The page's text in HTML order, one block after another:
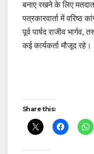
बनाए रखने के लिए
पत्रकारवार्ता में वरिष्ठ
पूर्व पार्षद राजीव
कई कार्यकर्ता मौजूद रहे।
Reading
Post
navigation
Share this: